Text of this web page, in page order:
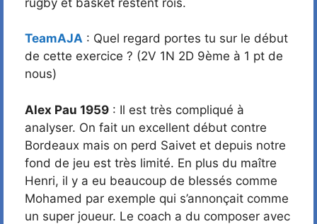
TeamAJA : Quel regard portes tu sur le début
de cette exercice ? (2V 1N 2D 9ème à 1 pt de
nous)
Alex Pau 1959 : Il est très compliqué à
analyser. On fait un excellent début contre
Bordeaux mais on perd Saivet et depuis notre
fond de jeu est très limité. En plus du maître
Henri, il y a eu beaucoup de blessés comme
Mohamed par exemple qui s’annonçait comme
un super joueur. Le coach a du composer avec